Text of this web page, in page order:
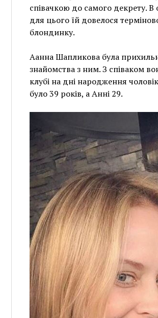
співачкою до самого декрету.
для цього їй довелося
блондинку.
Аанна Шапликова була
знайомства з ним. З співаком
клубі на дні народження
було 39 років, а Анні 29.